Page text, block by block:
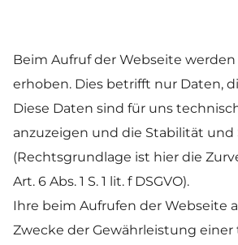
Beim Aufruf der Webseite
erhoben. Dies betrifft nur Daten,
Diese Daten sind für uns
anzuzeigen und die Stabilität
(Rechtsgrundlage ist hier die
Art. 6 Abs. 1 S. 1 lit. f DSGVO).
Ihre beim Aufrufen der Webseite
Zwecke der Gewährleistung